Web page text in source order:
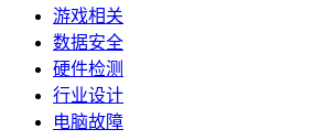
游戏相关
数据安全
硬件检测
行业设计
电脑故障